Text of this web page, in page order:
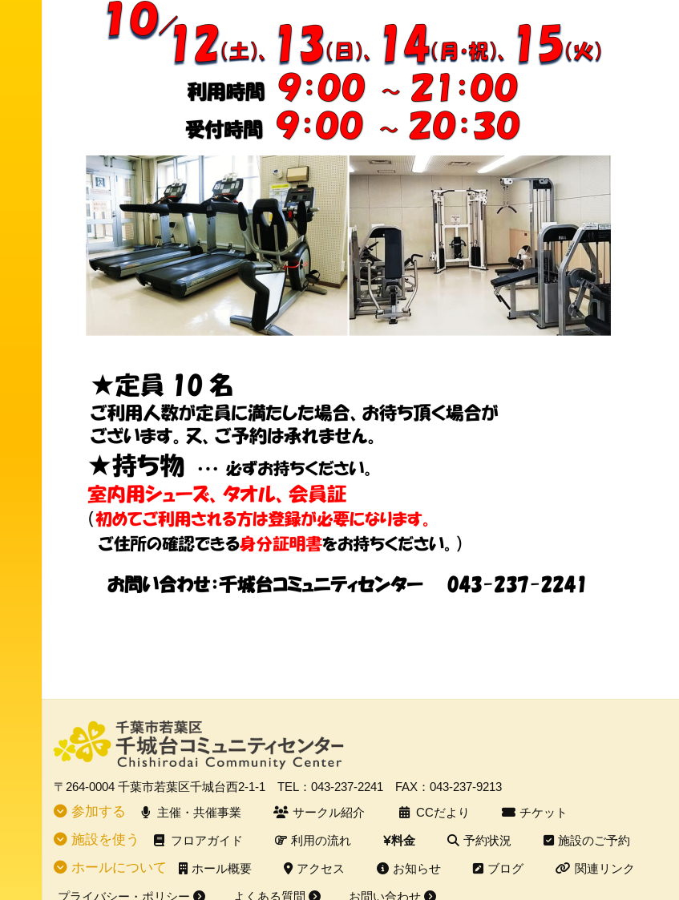
〒264-0004 千葉市若葉区千城台西2-1-1 TEL：043-237-2241 FAX：043-237-9213
参加する 主催・共催事業 サークル紹介 CCだより チケット
施設を使う フロアガイド 利用の流れ 料金 予約状況 施設のご予約
ホールについて ホール概要 アクセス お知らせ ブログ 関連リンク
プライバシー・ポリシー よくある質問 お問い合わせ